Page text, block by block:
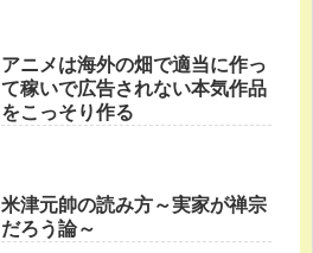
アニメは海外の畑で適当に作っ
て稼いで広告されない本気作品
をこっそり作る
米津元帥の読み方～実家が禅宗
だろう論～